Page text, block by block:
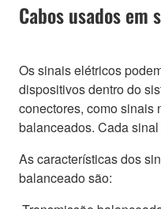
Cabos usados em
Os sinais elétricos
dispositivos dentro do
conectores, como sinais
balanceados. Cada
As características dos
balanceado são: